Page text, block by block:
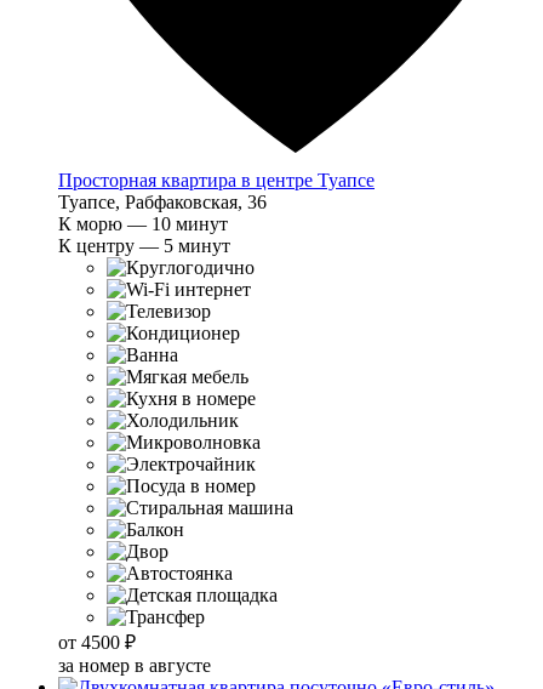
Просторная квартира в центре Туапсе
Туапсе, Рабфаковская, 36
К морю — 10 минут
К центру — 5 минут
от 4500 ₽
за номер в августе